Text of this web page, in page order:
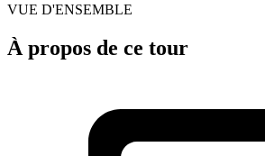
VUE D'ENSEMBLE
À propos de ce tour